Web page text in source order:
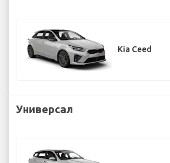
Kia Ceed
Универсал